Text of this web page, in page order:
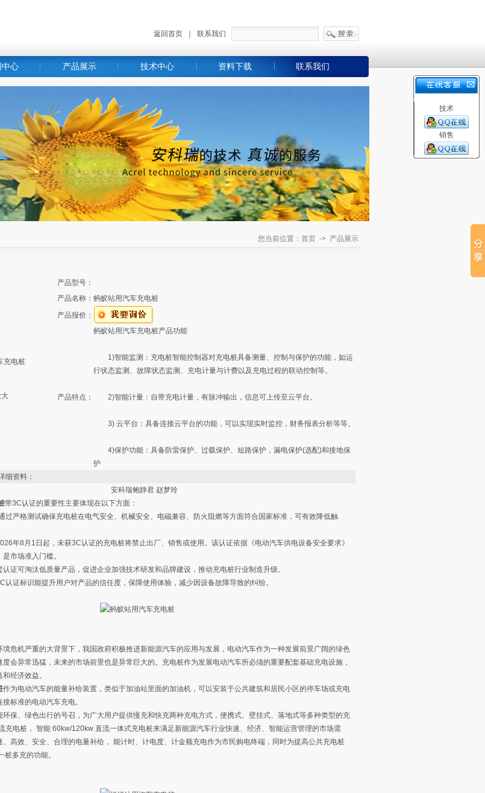
返回首页 联系我们
中心 产品展示 技术中心 资料下载 联系我们
您当前位置：首页 -> 产品展示
产品型号：
产品名称： 蚂蚁站用汽车充电桩
产品报价：
产品特点：
蚂蚁站用汽车充电桩产品功能
1)智能监测：充电桩智能控制器对充电桩具备测量、控制与保护的功能，如运
行状态监测、故障状态监测、充电计量与计费以及充电过程的联动控制等。
2)智能计量：自带充电计量，有脉冲输出，信息可上传至云平台。
3) 云平台：具备连接云平台的功能，可以实现实时监控，财务报表分析等等。
4)保护功能：具备防雷保护、过载保护、短路保护，漏电保护(选配)和接地保
护
细资料：
安科瑞鲍静君 赵梦玲
带3C认证的重要性主要体现在以下方面：
严格测试确保充电桩在电气安全、机械安全、电磁兼容、防火阻燃等方面符合国家标准，可有效降低触
8月1日起，未获3C认证的充电桩将禁止出厂、销售或使用。该认证依据《电动汽车供电设备安全要求》
市场准入门槛。
可淘汰低质量产品，促进企业加强技术研发和品牌建设，推动充电桩行业制造升级。
证标识能提升用户对产品的信任度，保障使用体验，减少因设备故障导致的纠纷。
机严重的大背景下，我国政府积极推进新能源汽车的应用与发展，电动汽车作为一种发展前景广阔的绿色
会异常迅猛，未来的市场前景也是异常巨大的。充电桩作为发展电动汽车所必须的重要配套基础充电设施，
经济效益。
作为电动汽车的能量补给装置，类似于加油站里面的加油机，可以安装于公共建筑和居民小区的停车场或充电
标准的电动汽车充电。
、绿色出行的号召，为广大用户提供慢充和快充两种充电方式，便携式、壁挂式、落地式等多种类型的充
充电桩， 智能 60kw/120kw 直流一体式充电桩来满足新能源汽车行业快速、经济、智能运营管理的市场需
高效、安全、合理的电量补给， 能计时、计电度、计金额充电作为市民购电终端，同时为提高公共充电桩
多充的功能。
技术
销售